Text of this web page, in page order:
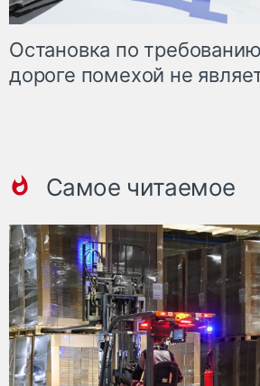
Остановка по
дороге помехой не
Самое читаемое